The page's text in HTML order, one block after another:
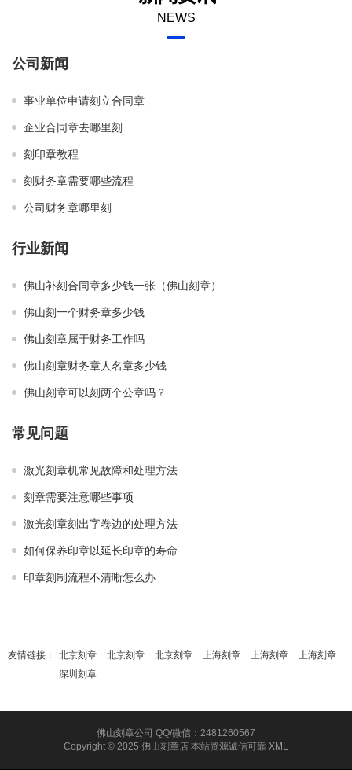
NEWS
公司新闻
事业单位申请刻立合同章
企业合同章去哪里刻
刻印章教程
刻财务章需要哪些流程
公司财务章哪里刻
行业新闻
佛山补刻合同章多少钱一张（佛山刻章）
佛山刻一个财务章多少钱
佛山刻章属于财务工作吗
佛山刻章财务章人名章多少钱
佛山刻章可以刻两个公章吗？
常见问题
激光刻章机常见故障和处理方法
刻章需要注意哪些事项
激光刻章刻出字卷边的处理方法
如何保养印章以延长印章的寿命
印章刻制流程不清晰怎么办
友情链接： 北京刻章 北京刻章 北京刻章 上海刻章 上海刻章
上海刻章
深圳刻章
佛山刻章公司 QQ/微信：2481260567
Copyright © 2025 佛山刻章店 本站资源诚信可靠 XML